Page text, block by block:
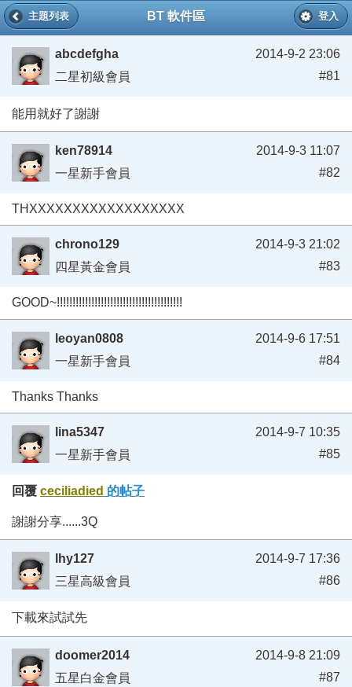
BT 軟件區
主題列表 登入
abcdefgha
二星初級會員
2014-9-2 23:06
#81
能用就好了謝謝
ken78914
一星新手會員
2014-9-3 11:07
#82
THXXXXXXXXXXXXXXXXXX
chrono129
四星黃金會員
2014-9-3 21:02
#83
GOOD~!!!!!!!!!!!!!!!!!!!!!!!!!!!!!!!!!!!!!!!!
leoyan0808
一星新手會員
2014-9-6 17:51
#84
Thanks Thanks
lina5347
一星新手會員
2014-9-7 10:35
#85
回覆 ceciliadied 的帖子
謝謝分享......3Q
lhy127
三星高級會員
2014-9-7 17:36
#86
下載來試試先
doomer2014
五星白金會員
2014-9-8 21:09
#87